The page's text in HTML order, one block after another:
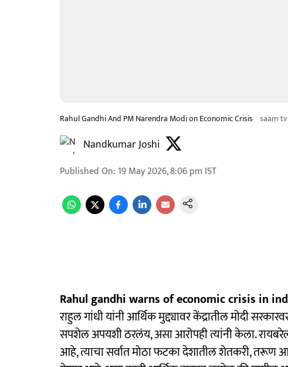
Rahul Gandhi And PM Narendra Modi on Economic Crisis saam tv
Nandkumar Joshi
Published On: 19 May 2026, 8:06 pm IST
Rahul gandhi warns of economic crisis in
राहुल गांधी यांनी आर्थिक मुद्द्यावर केंद्रातील मोदी
सपशेल अपयशी ठरलंय, असा आरोपही त्यांनी केला.
आहे, त्याचा सर्वात मोठा फटका देशातील शेतकरी,